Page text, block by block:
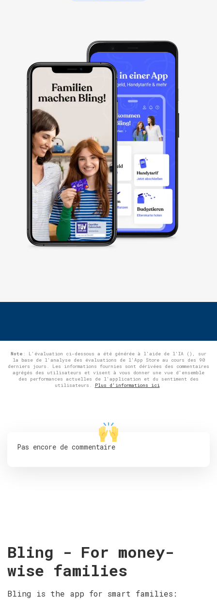
Note : L'évaluation ci-dessous a été générée à l'aide de l'IA (), sur
la base de l'analyse des évaluations de l'App Store au cours des 90
derniers jours. Les informations fournies sont dérivées des commentaires
agrégés des utilisateurs et visent à vous donner une vue d'ensemble
des performances actuelles de l'application et du sentiment des
utilisateurs.
Plus d'informations ici
Pas encore de commentaire
Bling - For money-
wise families
Bling is the app for smart families: